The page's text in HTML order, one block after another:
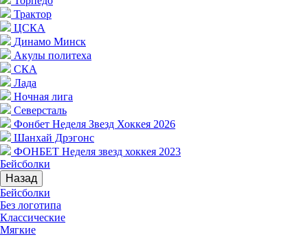
Трактор
ЦСКА
Динамо Минск
Акулы политеха
СКА
Лада
Ночная лига
Северсталь
Фонбет Неделя Звезд Хоккея 2026
Шанхай Дрэгонс
ФОНБЕТ Неделя звезд хоккея 2023
Бейсболки
Назад
Бейсболки
Без логотипа
Классические
Мягкие